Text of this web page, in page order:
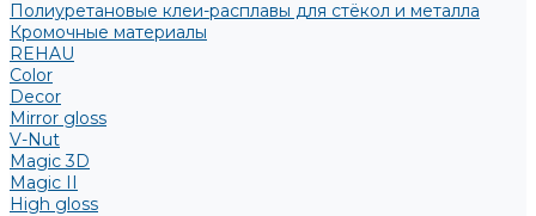
Полиуретановые клеи-расплавы для стёкол и металла
Кромочные материалы
REHAU
Color
Decor
Mirror gloss
V-Nut
Magic 3D
Magic II
High gloss